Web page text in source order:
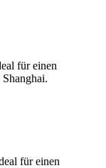
für einen
für einen